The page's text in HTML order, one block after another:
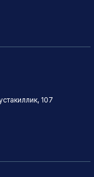
107